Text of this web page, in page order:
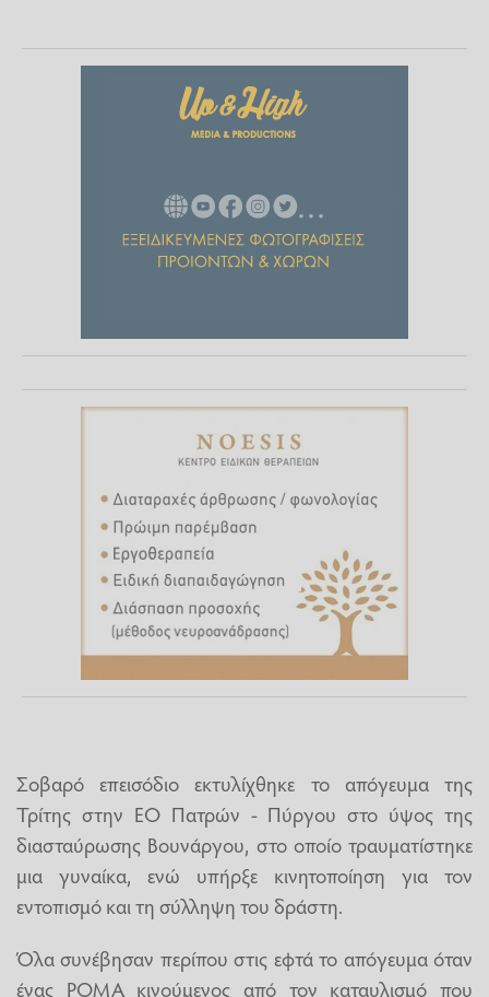
Σοβαρό επεισόδιο εκτυλίχθηκε το απόγευμα της
Τρίτης στην ΕΟ Πατρών - Πύργου στο ύψος της
διασταύρωσης Βουνάργου, στο οποίο τραυματίστηκε
μια γυναίκα, ενώ υπήρξε κινητοποίηση για τον
εντοπισμό και τη σύλληψη του δράστη.
Όλα συνέβησαν περίπου στις εφτά το απόγευμα όταν
ένας ΡΟΜΑ κινούμενος από τον καταυλισμό που